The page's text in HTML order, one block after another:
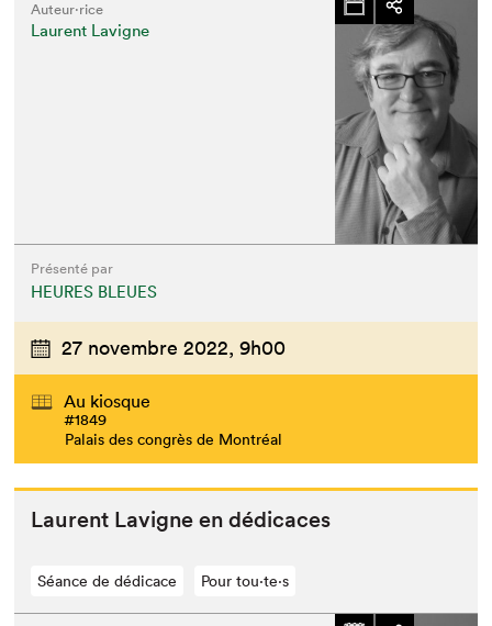
Auteur·rice
Laurent Lavigne
Présenté par
HEURES BLEUES
27 novembre 2022, 9h00
Au kiosque
#1849
Palais des congrès de Montréal
Lau­rent Lav­i­gne en dédicaces
Séance de dédicace Pour tou⋅te⋅s